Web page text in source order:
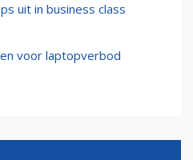
uit in business class
voor laptopverbod